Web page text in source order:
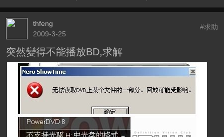
thfeng
2009-3-25
#求助
突然變得不能播放BD,求解